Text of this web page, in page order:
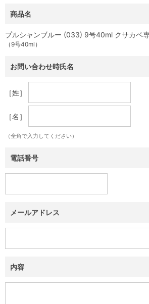
商品名
プルシャンブルー (033) 9号40ml クサカベ
（9号40ml）
お問い合わせ時氏名
［姓］
［名］
（全角で入力してください）
電話番号
メールアドレス
内容